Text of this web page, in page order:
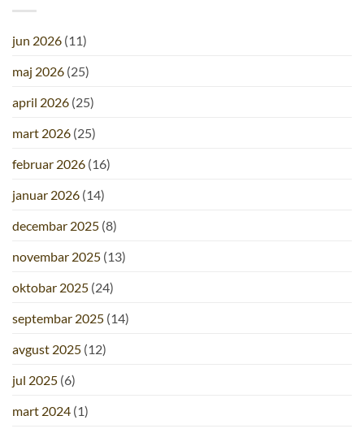
jun 2026 (11)
maj 2026 (25)
april 2026 (25)
mart 2026 (25)
februar 2026 (16)
januar 2026 (14)
decembar 2025 (8)
novembar 2025 (13)
oktobar 2025 (24)
septembar 2025 (14)
avgust 2025 (12)
jul 2025 (6)
mart 2024 (1)